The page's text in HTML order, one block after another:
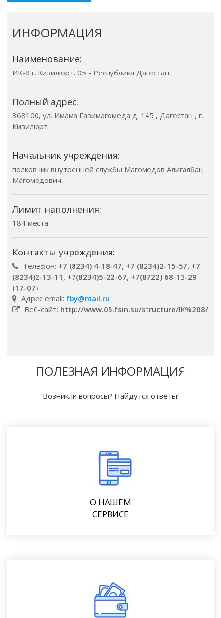
ИНФОРМАЦИЯ
Наименование:
ИК-8 г. Кизилюрт, 05 - Республика Дагестан
Полный адрес:
368100, ул. Имама Газимагомеда д. 145 , Дагестан , г.
Кизилюрт
Начальник учреждения:
полковник внутренней службы Магомедов Алигалбац
Магомедович
Лимит наполнения:
184 места
Контакты учреждения:
Телефон: +7 (8234) 4-18-47, +7 (8234)2-15-57, +7
(8234)2-13-11, +7(8234)5-22-67, +7(8722) 68-13-29
(17-07)
Адрес email: fby@mail.ru
Веб-сайт: http://www.05.fsin.su/structure/IK%208/
ПОЛЕЗНАЯ ИНФОРМАЦИЯ
Возникли вопросы? Найдутся ответы!
О НАШЕМ
СЕРВИСЕ